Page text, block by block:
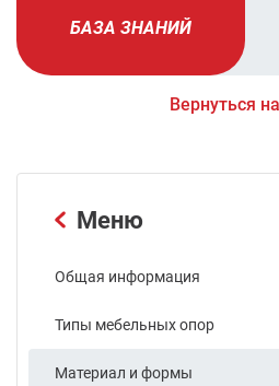
Вернуться
БАЗА ЗНАНИЙ
Меню
Общая информация
Типы мебельных опор
Материал и формы